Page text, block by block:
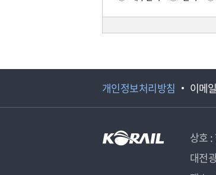
개인정보처리방침 이메
상호
대전